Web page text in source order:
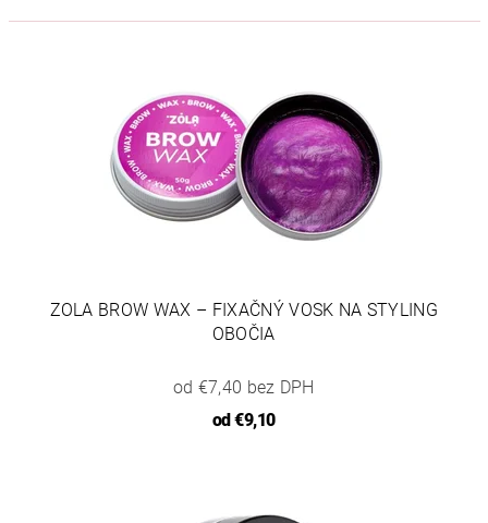
ZOLA BROW WAX – FIXAČNÝ VOSK NA STYLING
OBOČIA
od €7,40 bez DPH
od€9,10